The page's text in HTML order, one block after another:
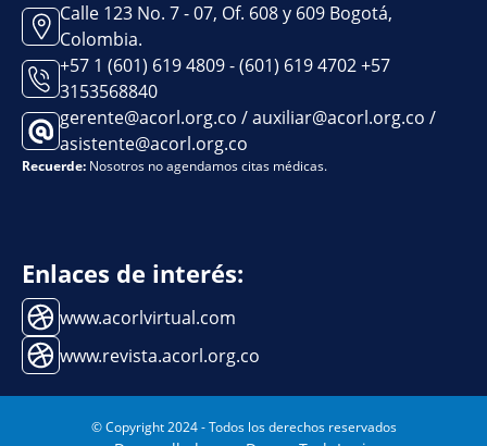
Calle 123 No. 7 - 07, Of. 608 y 609 Bogotá,
Colombia.
+57 1 (601) 619 4809 - (601) 619 4702 +57
3153568840
gerente@acorl.org.co / auxiliar@acorl.org.co /
asistente@acorl.org.co
Recuerde: Nosotros no agendamos citas médicas.
Enlaces de interés:
www.acorlvirtual.com
www.revista.acorl.org.co
© Copyright 2024 - Todos los derechos reservados